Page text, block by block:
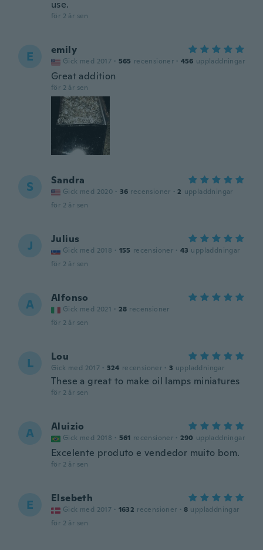
use.
för 2 år sen
E emily
Gick med 2017 · 565 recensioner · 456 uppladdningar
Great addition
för 2 år sen
S Sandra
Gick med 2020 · 36 recensioner · 2 uppladdningar
för 2 år sen
J Julius
Gick med 2018 · 155 recensioner · 43 uppladdningar
för 2 år sen
A Alfonso
Gick med 2021 · 28 recensioner
för 2 år sen
L Lou
Gick med 2017 · 324 recensioner · 3 uppladdningar
These a great to make oil lamps miniatures
för 2 år sen
A Aluizio
Gick med 2018 · 561 recensioner · 290 uppladdningar
Excelente produto e vendedor muito bom.
för 2 år sen
E Elsebeth
Gick med 2017 · 1632 recensioner · 8 uppladdningar
för 2 år sen